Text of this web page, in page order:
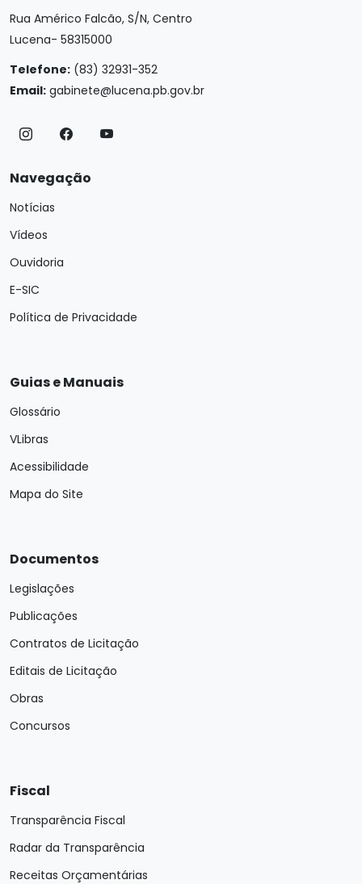
Rua Américo Falcão, S/N, Centro
Lucena- 58315000
Telefone: (83) 32931-352
Email: gabinete@lucena.pb.gov.br
Navegação
Notícias
Vídeos
Ouvidoria
E-SIC
Política de Privacidade
Guias e Manuais
Glossário
VLibras
Acessibilidade
Mapa do Site
Documentos
Legislações
Publicações
Contratos de Licitação
Editais de Licitação
Obras
Concursos
Fiscal
Transparência Fiscal
Radar da Transparência
Receitas Orçamentárias